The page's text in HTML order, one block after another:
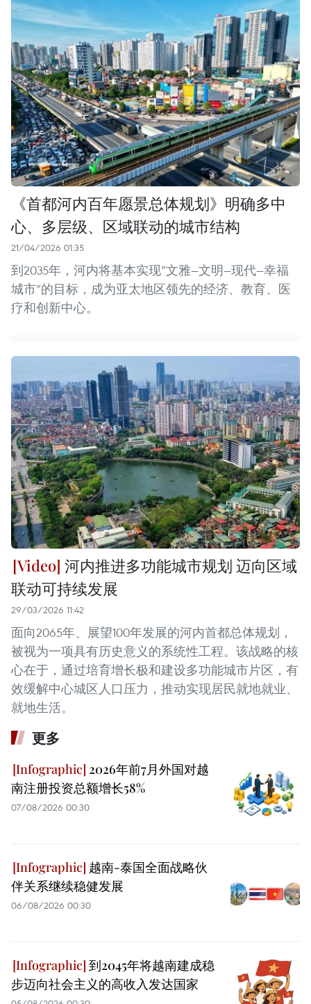
《首都河内百年愿景总体规划》明确多中
心、多层级、区域联动的城市结构
21/04/2026 01:35
到2035年，河内将基本实现“文雅—文明—现代—幸福
城市”的目标，成为亚太地区领先的经济、教育、医
疗和创新中心。
河内推进多功能城市规划 迈向区域
联动可持续发展
29/03/2026 11:42
面向2065年、展望100年发展的河内首都总体规划，
被视为一项具有历史意义的系统性工程。该战略的核
心在于，通过培育增长极和建设多功能城市片区，有
效缓解中心城区人口压力，推动实现居民就地就业、
就地生活。
更多
2026年前7月外国对越
南注册投资总额增长58%
07/08/2026 00:30
越南-泰国全面战略伙
伴关系继续稳健发展
06/08/2026 00:30
到2045年将越南建成稳
步迈向社会主义的高收入发达国家